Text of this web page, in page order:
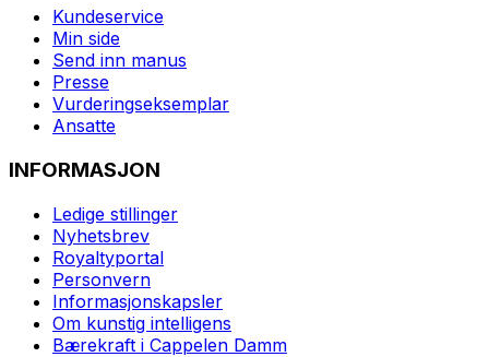
Kundeservice
Min side
Send inn manus
Presse
Vurderingseksemplar
Ansatte
INFORMASJON
Ledige stillinger
Nyhetsbrev
Royaltyportal
Personvern
Informasjonskapsler
Om kunstig intelligens
Bærekraft i Cappelen Damm